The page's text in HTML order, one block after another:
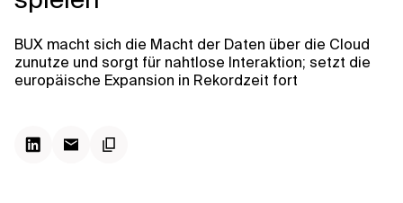
BUX macht sich die Macht der Daten über die Cloud
zunutze und sorgt für nahtlose Interaktion; setzt die
europäische Expansion in Rekordzeit fort